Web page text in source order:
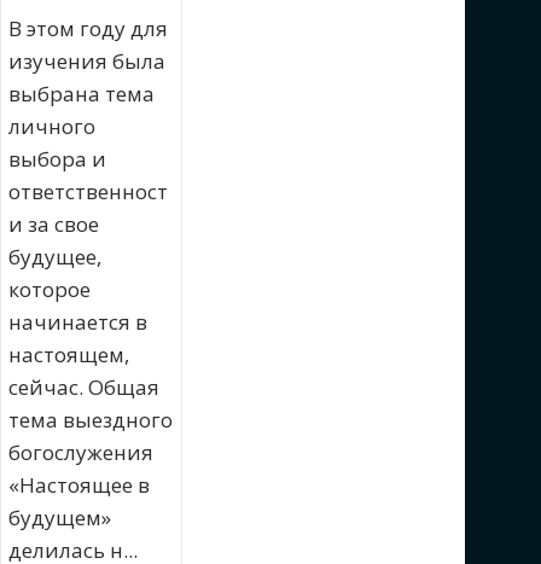
В этом году для
изучения была
выбрана тема
личного
выбора и
ответственност
и за свое
будущее,
которое
начинается в
настоящем,
сейчас. Общая
тема выездного
богослужения
«Настоящее в
будущем»
делилась н...